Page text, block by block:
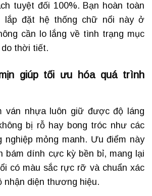
tuyệt đối 100%. Bạn hoàn toàn
lắp đặt hệ thống chữ nổi này ở
cần lo lắng về tình trạng mục
do thời tiết.
giúp tối ưu hóa quá trình
ván nhựa luôn giữ được độ láng
bị rỗ hay bong tróc như các
nghiệp mỏng manh. Ưu điểm này
bám dính cực kỳ bền bỉ, mang lại
có màu sắc rực rỡ và chuẩn xác
nhận diện thương hiệu.